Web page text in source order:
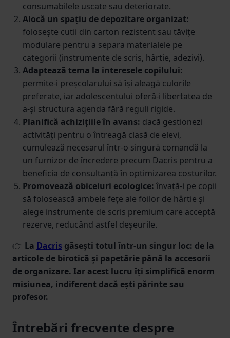
consumabilele uscate sau deteriorate.
Alocă un spațiu de depozitare organizat:
folosește cutii din carton rezistent sau tăvițe
modulare pentru a separa materialele pe
categorii (instrumente de scris, hârtie, adezivi).
Adaptează tema la interesele copilului:
permite-i preșcolarului să își aleagă culorile
preferate, iar adolescentului oferă-i libertatea de
a-și structura agenda fără reguli rigide.
Planifică achizițiile în avans: dacă gestionezi
activități pentru o întreagă clasă de elevi,
cumulează necesarul într-o singură comandă la
un furnizor de încredere precum Dacris pentru a
beneficia de consultanță în optimizarea costurilor.
Promovează obiceiuri ecologice: învață-i pe copii
să folosească ambele fețe ale foilor de hârtie și
alege instrumente de scris premium care acceptă
rezerve, reducând astfel deșeurile.
👉 La Dacris găsești totul într-un singur loc: de la
articole de birotică și papetărie până la accesorii
de organizare. Iar acest lucru îți simplifică enorm
misiunea, indiferent dacă ești părinte sau
profesor.
Întrebări frecvente despre